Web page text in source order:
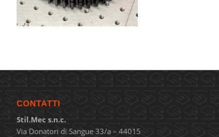
CONTATTI
Stil.Mec s.n.c.
Via Donatori di Sangue 33/a – 44015